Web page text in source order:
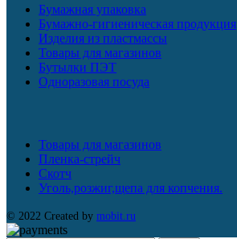
Бумажная упаковка
Бумажно-гигиеническая продукция
Изделия из пластмассы
Товары для магазинов
Бутылки ПЭТ
Одноразовая посуда
Товары для магазинов
Пленка-стрейч
Скотч
Уголь,розжиг,щепа для копчения.
© 2022 Created by mobit.ru